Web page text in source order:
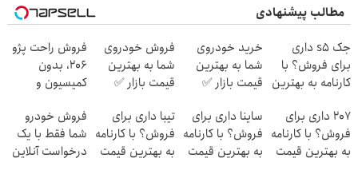
مطالب پیشنهادی
جک s5 داری
برای فروش؟ با
کارنامه به بهترین
خرید خودروی
شما به بهترین
قیمت بازار ✅
فروش خودروی
شما به بهترین
قیمت بازار ✅
فروش راحت پژو
۲۰6، بدون
کمیسیون و
207 داری برای
فروش؟ با کارنامه
به بهترین قیمت
ساینا داری برای
فروش؟ با کارنامه
به بهترین قیمت
تیبا داری برای
فروش؟ با کارنامه
به بهترین قیمت
فروش خودرو
شما فقط با یک
درخواست آنلاین